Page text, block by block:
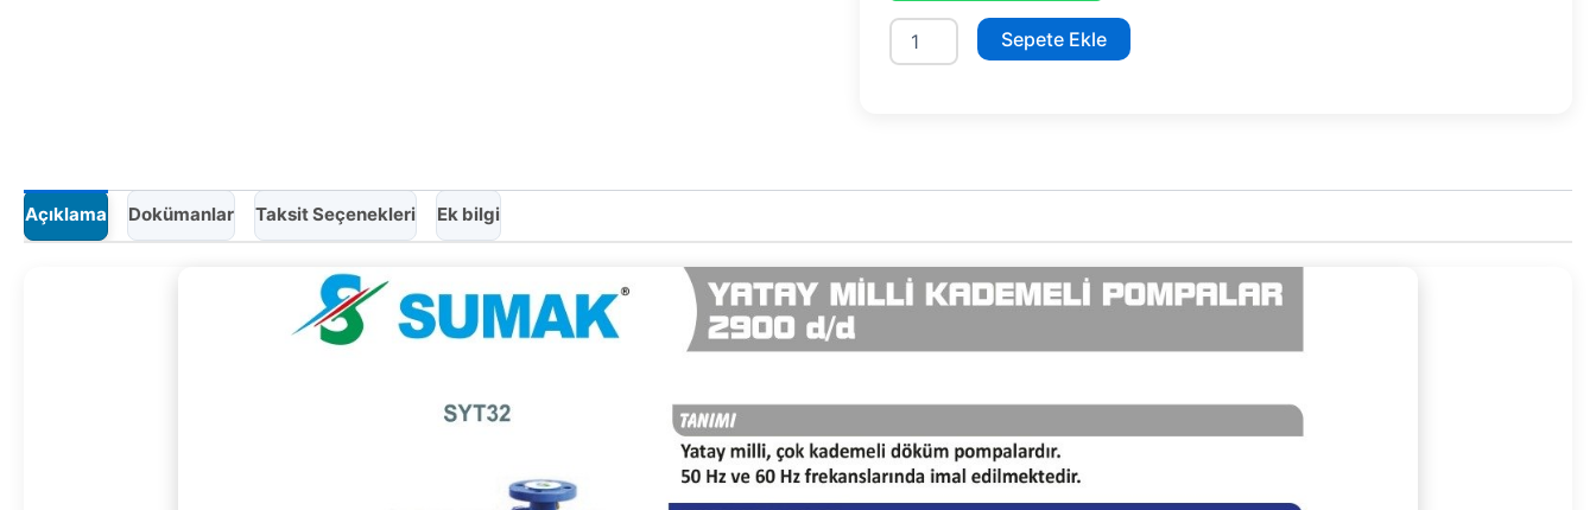
SYT32/12
adet
Sepete Ekle
Açıklama Dokümanlar Taksit Seçenekleri Ek bilgi